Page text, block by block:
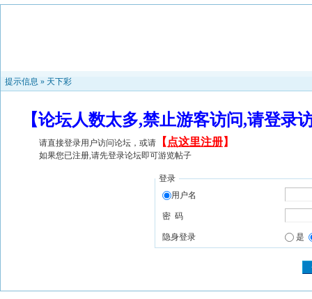
提示信息 » 天下彩
【论坛人数太多,禁止游客访问,请登
请直接登录用户访问论坛，或请 【 点这里注册】
如果您已注册,请先登录论坛即可游览帖子
登录
用户名
密 码
隐身登录 是